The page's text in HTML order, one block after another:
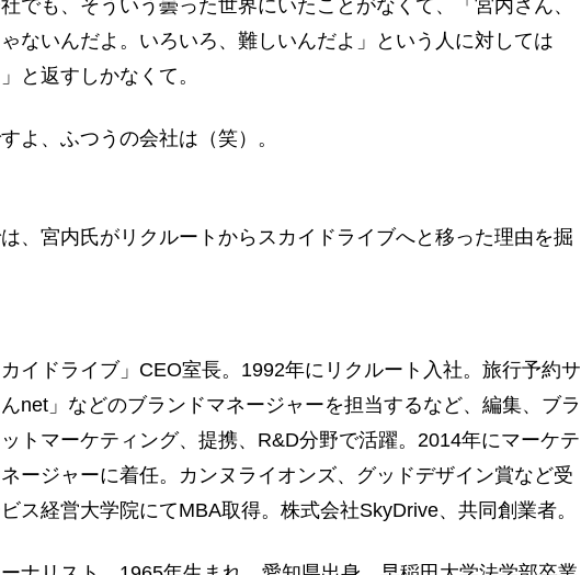
でも、そういう曇った世界にいたことがなくて、「宮内さん、
ないんだよ。いろいろ、難しいんだよ」という人に対しては
と返すしかなくて。
、ふつうの会社は（笑）。
、宮内氏がリクルートからスカイドライブへと移った理由を掘
イドライブ」CEO室長。1992年にリクルート入社。旅行予約サ
net」などのブランドマネージャーを担当するなど、編集、ブラ
トマーケティング、提携、R&D分野で活躍。2014年にマーケテ
ージャーに着任。カンヌライオンズ、グッドデザイン賞など受
ス経営大学院にてMBA取得。株式会社SkyDrive、共同創業者。